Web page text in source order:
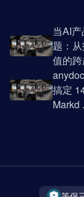
当AI
题：
值的跨
搞定
Markd